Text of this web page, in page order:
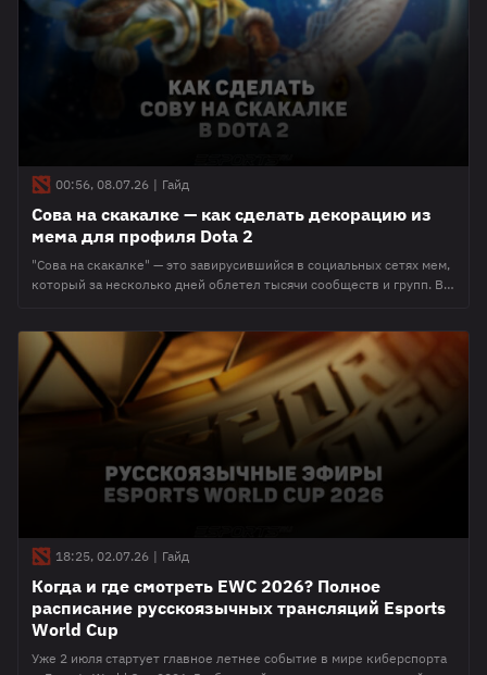
джампер" является отсылкой на один из известных проектов гейм-
индустрии.
00:56, 08.07.26 | Гайд
Сова на скакалке — как сделать декорацию из
мема для профиля Dota 2
"Сова на скакалке" — это завирусившийся в социальных сетях мем,
который за несколько дней облетел тысячи сообществ и групп. В
наборов с аналогичными картами взлетели на маркетплейсах, а в
то же самое время спрос дошел и до игрового сообщества.
18:25, 02.07.26 | Гайд
Когда и где смотреть EWC 2026? Полное
расписание русскоязычных трансляций Esports
World Cup
Уже 2 июля стартует главное летнее событие в мире киберспорта